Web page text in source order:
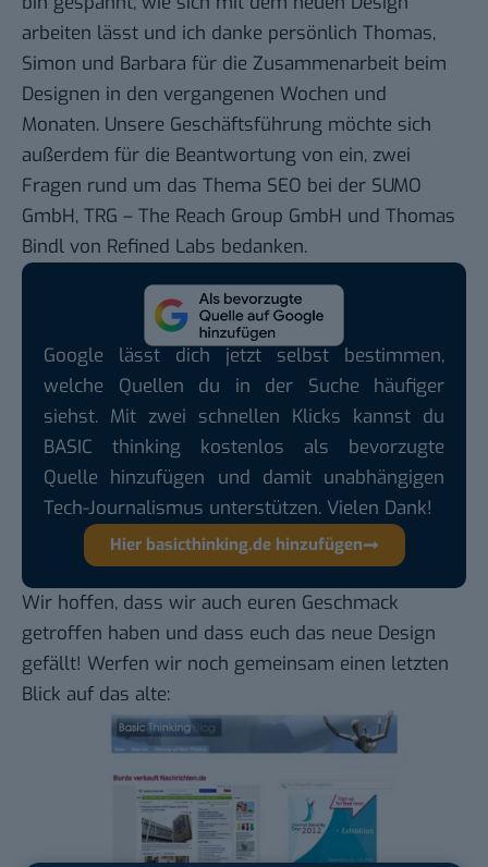
arbeiten lässt und ich danke persönlich Thomas,
Simon und Barbara für die Zusammenarbeit beim
Designen in den vergangenen Wochen und
Monaten. Unsere Geschäftsführung möchte sich
außerdem für die Beantwortung von ein, zwei
Fragen rund um das Thema SEO bei der SUMO
GmbH, TRG – The Reach Group GmbH und Thomas
Bindl von Refined Labs bedanken.
Google lässt dich jetzt selbst bestimmen,
welche Quellen du in der Suche häufiger
siehst. Mit zwei schnellen Klicks kannst du
BASIC thinking kostenlos als bevorzugte
Quelle hinzufügen und damit unabhängigen
Tech-Journalismus unterstützen. Vielen Dank!
Hier basicthinking.de hinzufügen
Wir hoffen, dass wir auch euren Geschmack
getroffen haben und dass euch das neue Design
gefällt! Werfen wir noch gemeinsam einen letzten
Blick auf das alte: